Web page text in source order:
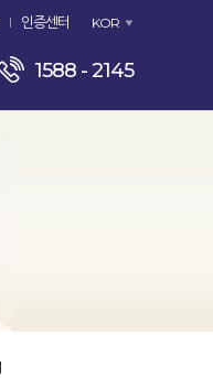
인증센터 KOR
1588 - 2145